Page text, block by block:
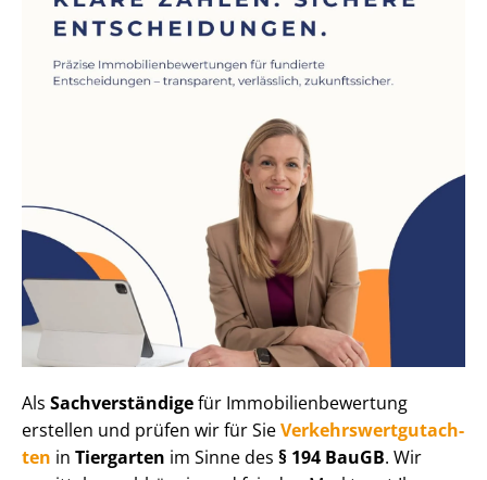
Als Sachverständigefür Im­mo­bi­li­en­be­wer­tung
erstellen und prüfen wir für SieVer­kehrs­wert­gut­ach­
ten in Tiergarten im Sinne des § 194 BauGB. Wir